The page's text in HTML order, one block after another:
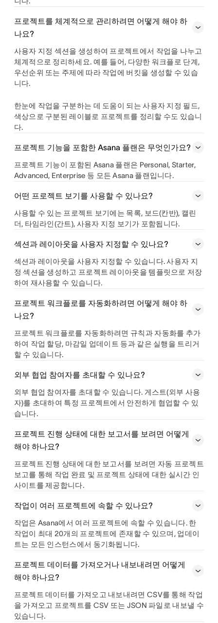
프로젝트를 체계적으로 관리하려면 어떻게 해야 하
나요?
사용자 지정 섹션을 생성하여 프로젝트에서 작업을 나누고
체계적으로 정리하세요. 예를 들어, 다양한 워크플로 단계,
우선순위 또는 주제에 따라 작업에 버킷을 생성할 수 있습
니다.
한눈에 작업을 구분하는 데 도움이 되는 사용자 지정 필드,
색상으로 구분된 레이블로 프로젝트를 정리할 수도 있습니
다.
프로젝트 기능을 포함한 Asana 플랜은 무엇인가요?
프로젝트 기능이 포함된 Asana 플랜은 Personal, Starter,
Advanced, Enterprise 등 모든 Asana 플랜입니다.
어떤 프로젝트 보기를 사용할 수 있나요?
사용할 수 있는 프로젝트 보기에는 목록, 보드(칸반), 캘린
더, 타임라인(간트), 사용자 지정 보기가 포함됩니다.
섹션과 레이아웃을 사용자 지정할 수 있나요?
섹션과 레이아웃을 사용자 지정할 수 있습니다. 사용자 지
정 섹션을 생성하고 프로젝트 레이아웃을 템플릿으로 저장
하여 재사용할 수 있습니다.
프로젝트 워크플로를 자동화하려면 어떻게 해야 하
나요?
프로젝트 워크플로를 자동화하려면 규칙과 자동화를 추가
하여 작업 할당, 마감일 업데이트 등과 같은 실행을 트리거
할 수 있습니다.
외부 협업 참여자를 초대할 수 있나요?
외부 협업 참여자를 초대할 수 있습니다. 게스트(외부 사용
자)를 초대하여 특정 프로젝트에서 안전하게 협업할 수 있
습니다.
프로젝트 진행 상태에 대한 보고서를 보려면 어떻게
해야 하나요?
프로젝트 진행 상태에 대한 보고서를 보려면 자동 프로젝트
보고를 통해 작업 완료 및 프로젝트 상태에 대한 실시간 인
사이트를 제공합니다.
작업이 여러 프로젝트에 속할 수 있나요?
작업은 Asana에서 여러 프로젝트에 속할 수 있습니다. 한
작업이 최대 20개의 프로젝트에 존재할 수 있으며, 업데이
트는 모든 인스턴스에서 동기화됩니다.
프로젝트 데이터를 가져오거나 내보내려면 어떻게
해야 하나요?
프로젝트 데이터를 가져오고 내보내려면 CSV를 통해 작업
을 가져오고 프로젝트를 CSV 또는 JSON 파일로 내보낼 수
있습니다.